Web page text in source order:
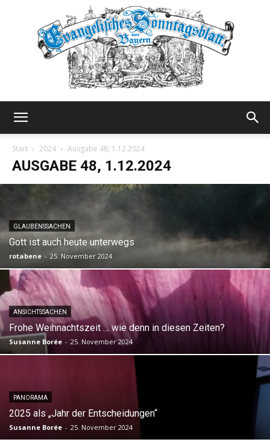
Sonntagsblatt
Start 2024 Ausgabe 48, 1.12.2024
AUSGABE 48, 1.12.2024
GLAUBENSSACHEN
Gott ist auch heute unterwegs
rotabene - 25. November 2024
ANSICHTSSACHEN
Frohe Weihnachtszeit … wie denn in diesen Zeiten?
Susanne Borée - 25. November 2024
PANORAMA
2025 als „Jahr der Entscheidungen“
Susanne Borée - 25. November 2024